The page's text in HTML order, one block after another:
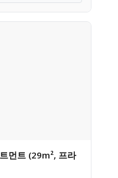
먼트 (29m², 프라